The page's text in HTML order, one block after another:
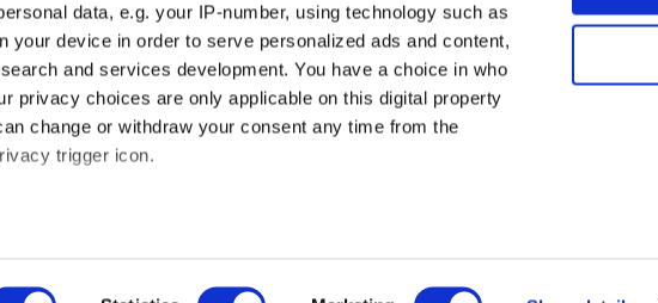
data, e.g. your IP-number, using technology such as
your device in order to serve personalized ads and content,
and services development. You have a choice in who
privacy choices are only applicable on this digital property
change or withdraw your consent any time from the
trigger icon.